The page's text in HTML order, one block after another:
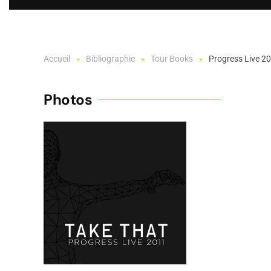
Accueil Bibliographie Tour Books Progress Live
Photos